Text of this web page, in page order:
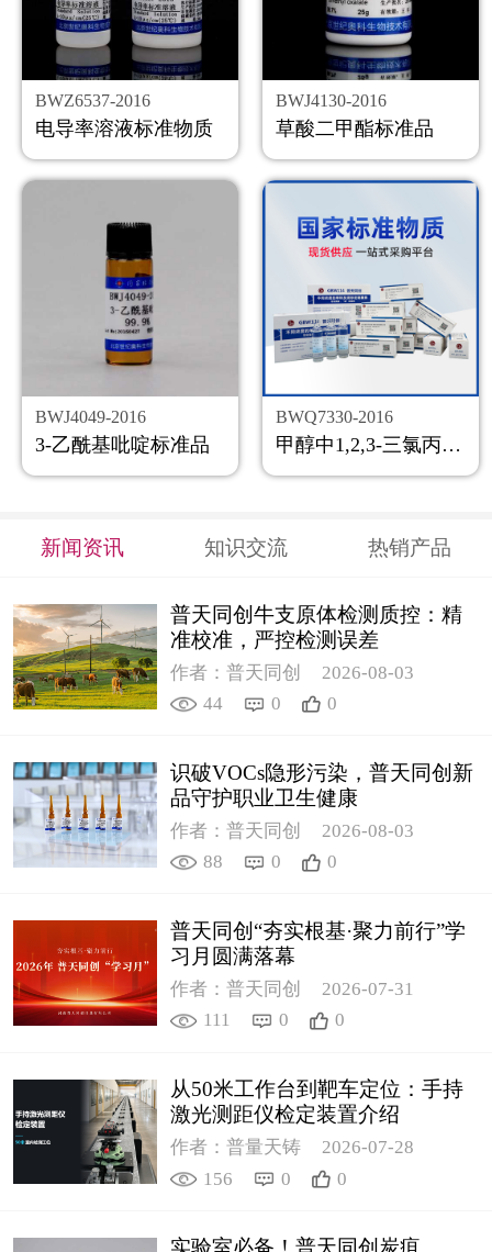
BWZ6537-2016
电导率溶液标准物质
BWJ4130-2016
草酸二甲酯标准品
BWJ4049-2016
3-乙酰基吡啶标准品
BWQ7330-2016
甲醇中1,2,3-三氯丙烷溶液标准物质
新闻资讯 知识交流 热销产品
普天同创牛支原体检测质控：精
准校准，严控检测误差
作者：普天同创
2026-08-03
44
0 0
识破VOCs隐形污染，普天同创新
品守护职业卫生健康
作者：普天同创
2026-08-03
88
0 0
普天同创“夯实根基·聚力前行”学
习月圆满落幕
作者：普天同创
2026-07-31
111
0 0
从50米工作台到靶车定位：手持
激光测距仪检定装置介绍
作者：普量天铸
2026-07-28
156
0 0
购物车
会员中心
联系我们
返回主页